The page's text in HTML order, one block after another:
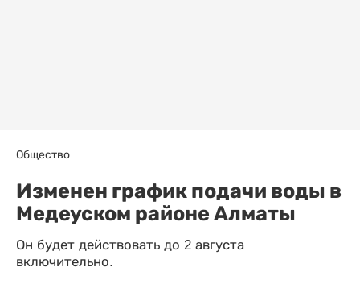
Общество
Изменен график подачи воды в
Медеуском районе Алматы
Он будет действовать до 2 августа
включительно.